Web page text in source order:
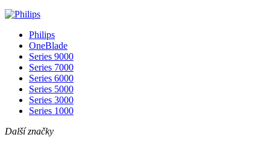
Philips
OneBlade
Series 9000
Series 7000
Series 6000
Series 5000
Series 3000
Series 1000
Další značky